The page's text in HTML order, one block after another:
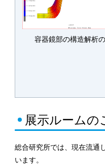
容器鏡部の構造解析
展示ルームの
総合研究所では、現在流通
います。